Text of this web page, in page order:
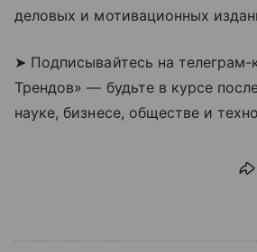
деловых и мотивационных
➤ Подписывайтесь на телеграм-
Трендов» — будьте в курсе
науке, бизнесе, обществе и